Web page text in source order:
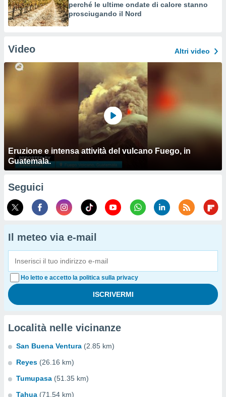
perché le ultime ondate di calore stanno
prosciugando il Nord
Video Altri video
Eruzione e intensa attività del vulcano Fuego, in
Guatemala.
Seguici
Il meteo via e-mail
Ho letto e accetto la politica sulla privacy
Località nelle vicinanze
San Buena Ventura (2.85 km)
Reyes (26.16 km)
Tumupasa (51.35 km)
Tahua (71.54 km)